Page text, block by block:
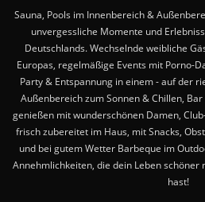
Sauna, Pools im Innenbereich &
unvergessliche Momente und
Deutschlands. Wechselnde weibliche
Europas, regelmäßige Events mit Porno-
Party & Entspannung in einem - auf der
Außenbereich zum Sonnen & Chillen,
genießen mit wunderschönen Damen,
frisch zubereitet im Haus, mit Snacks,
und bei gutem Wetter Barbeque im
Annehmlichkeiten, die dein Leben schöner
hast!